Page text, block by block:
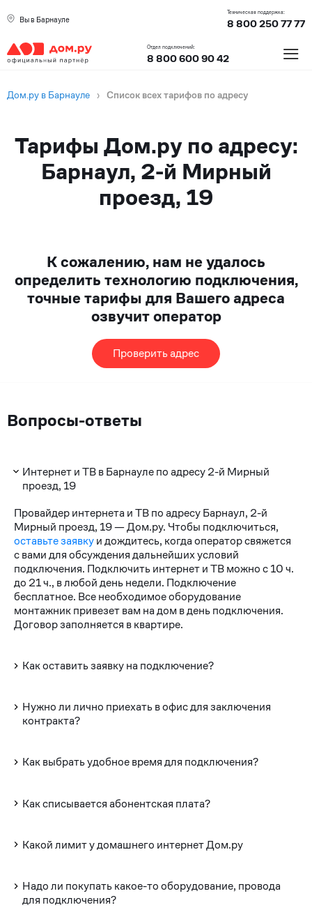
Вы в Барнауле
Техническая поддержка:
8 800 250 77 77
Отдел подключений:
8 800 600 90 42 ≡
Дом.ру в Барнауле › Список всех тарифов по адресу
Тарифы Дом.ру по адресу:
Барнаул, 2-й Мирный
проезд, 19
К сожалению, нам не удалось
определить технологию подключения,
точные тарифы для Вашего адреса
озвучит оператор
Проверить адрес
Вопросы-ответы
Интернет и ТВ в Барнауле по адресу 2-й Мирный
проезд, 19
Провайдер интернета и ТВ по адресу Барнаул, 2-й
Мирный проезд, 19 — Дом.ру. Чтобы подключиться,
оставьте заявкуи дождитесь, когда оператор свяжется
с вами для обсуждения дальнейших условий
подключения. Подключить интернет и ТВ можно с 10 ч.
до 21 ч., в любой день недели. Подключение
бесплатное. Все необходимое оборудование
монтажник привезет вам на дом в день подключения.
Договор заполняется в квартире.
Как оставить заявку на подключение?
Нужно ли лично приехать в офис для заключения
контракта?
Как выбрать удобное время для подключения?
Как списывается абонентская плата?
Какой лимит у домашнего интернет Дом.ру
Надо ли покупать какое-то оборудование, провода
для подключения?